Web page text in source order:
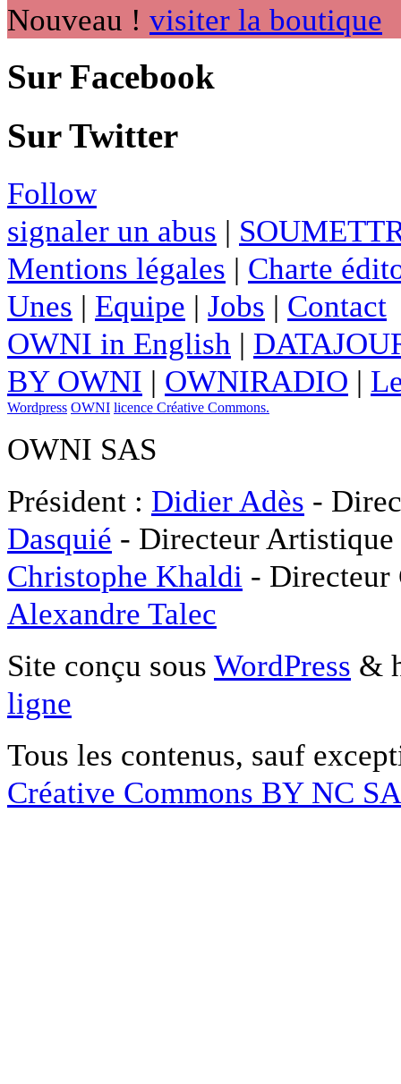
Nouveau ! visiter la boutique
Sur Facebook
Sur Twitter
Follow
signaler un abus |
Mentions légales | Charte
Unes | Equipe | Jobs | Contact
OWNI in English |
BY OWNI | OWNIRADIO |
Wordpress OWNI licence Créative Commons.
OWNI SAS
Président : Didier Adès -
Dasquié - Directeur
Christophe Khaldi -
Alexandre Talec
Site conçu sous WordPress &
ligne
Tous les contenus, sauf
Créative Commons BY NC SA